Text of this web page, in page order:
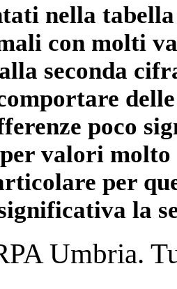
nella
con molti
seconda
poco
valori
per
la
Umbria.